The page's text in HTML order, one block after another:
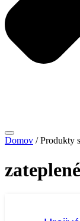
Domov / Produkty
zateplené